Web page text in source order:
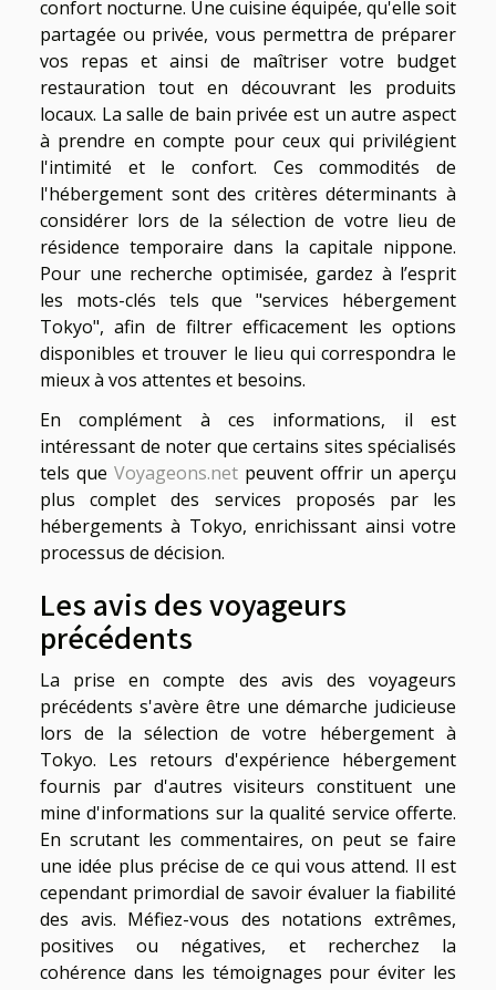
confort nocturne. Une cuisine équipée, qu'elle soit
partagée ou privée, vous permettra de préparer
vos repas et ainsi de maîtriser votre budget
restauration tout en découvrant les produits
locaux. La salle de bain privée est un autre aspect
à prendre en compte pour ceux qui privilégient
l'intimité et le confort. Ces commodités de
l'hébergement sont des critères déterminants à
considérer lors de la sélection de votre lieu de
résidence temporaire dans la capitale nippone.
Pour une recherche optimisée, gardez à l’esprit
les mots-clés tels que "services hébergement
Tokyo", afin de filtrer efficacement les options
disponibles et trouver le lieu qui correspondra le
mieux à vos attentes et besoins.
En complément à ces informations, il est
intéressant de noter que certains sites spécialisés
tels que Voyageons.net peuvent offrir un aperçu
plus complet des services proposés par les
hébergements à Tokyo, enrichissant ainsi votre
processus de décision.
Les avis des voyageurs
précédents
La prise en compte des avis des voyageurs
précédents s'avère être une démarche judicieuse
lors de la sélection de votre hébergement à
Tokyo. Les retours d'expérience hébergement
fournis par d'autres visiteurs constituent une
mine d'informations sur la qualité service offerte.
En scrutant les commentaires, on peut se faire
une idée plus précise de ce qui vous attend. Il est
cependant primordial de savoir évaluer la fiabilité
des avis. Méfiez-vous des notations extrêmes,
positives ou négatives, et recherchez la
cohérence dans les témoignages pour éviter les